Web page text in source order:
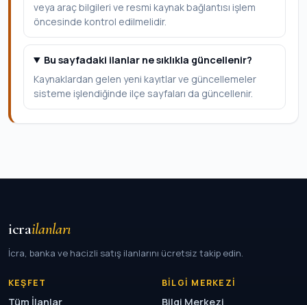
veya araç bilgileri ve resmi kaynak bağlantısı işlem
öncesinde kontrol edilmelidir.
Bu sayfadaki ilanlar ne sıklıkla güncellenir?
Kaynaklardan gelen yeni kayıtlar ve güncellemeler
sisteme işlendiğinde ilçe sayfaları da güncellenir.
icrailanları
İcra, banka ve hacizli satış ilanlarını ücretsiz takip edin.
KEŞFET
Tüm İlanlar
BILGI MERKEZI
Bilgi Merkezi